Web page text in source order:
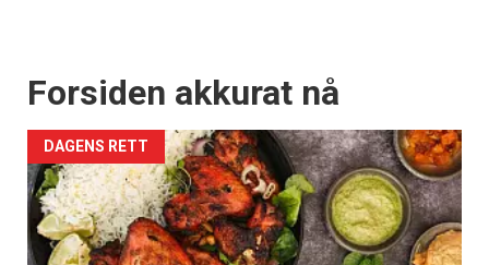
Forsiden akkurat nå
DAGENS RETT